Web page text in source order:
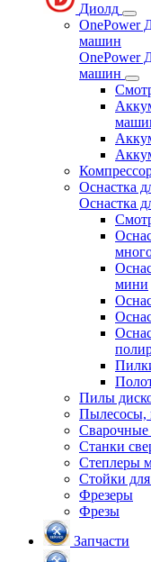
Диолд
OnePower
машин
OnePower
машин
Оснастка
Оснастка
мини
Пилы
Пылесосы,
Сварочные
Станки
Степлеры
Стойки
Фрезеры
Фрезы
Запчасти